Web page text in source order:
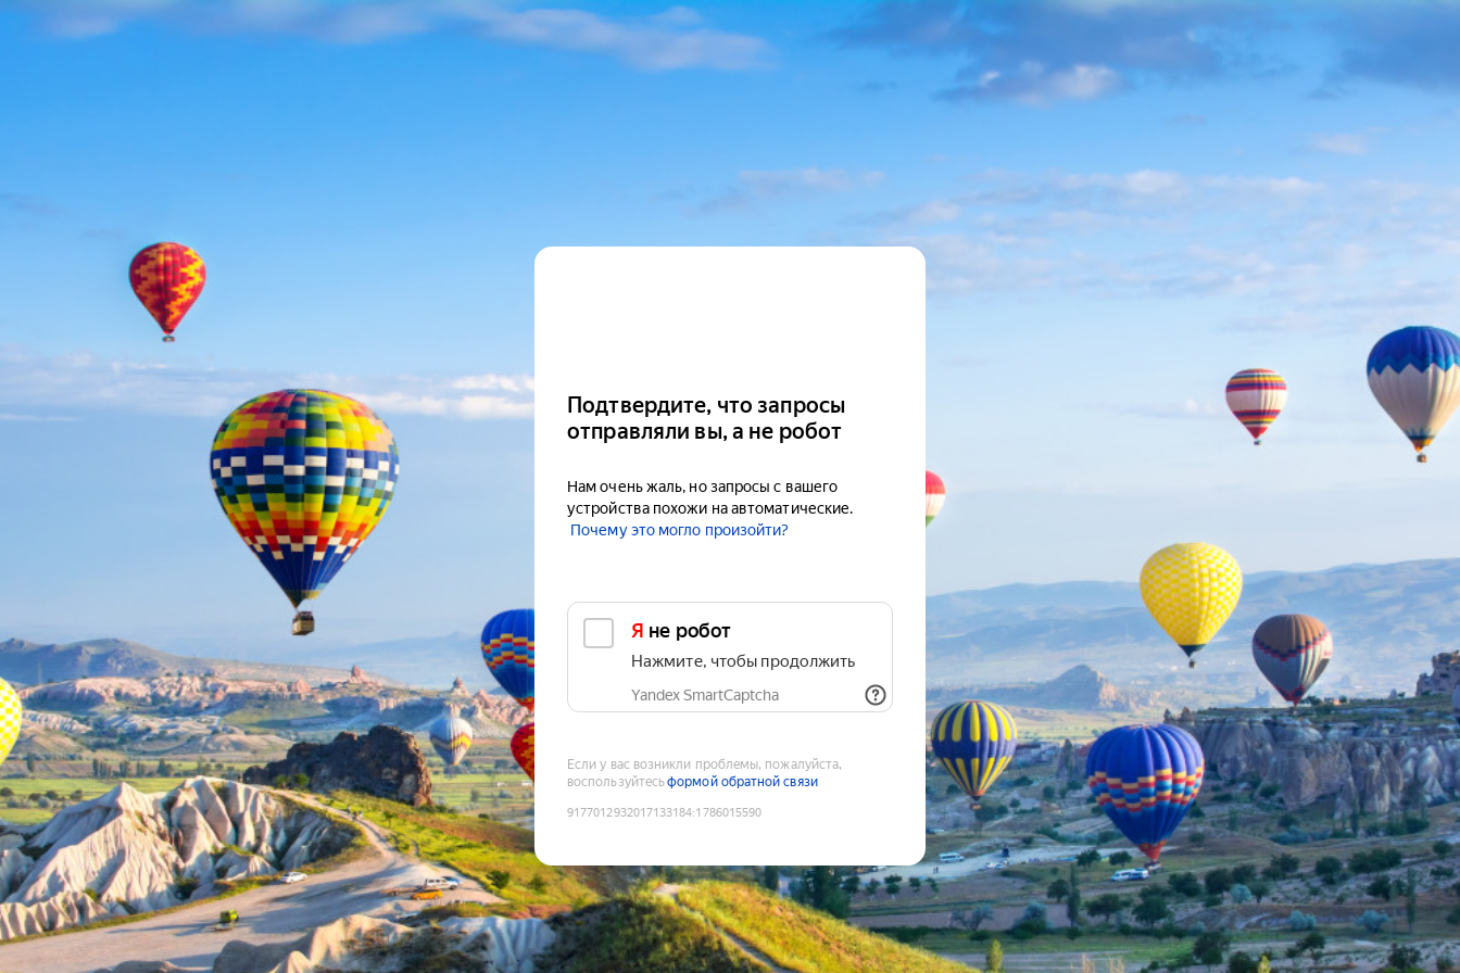
Подтвердите, что запросы
отправляли вы, а не робот
Нам очень жаль, но запросы с вашего
устройства похожи на автоматические.
Почему это могло произойти?
Я не робот
Нажмите, чтобы продолжить
Yandex SmartCaptcha
Если у вас возникли проблемы, пожалуйста,
воспользуйтесьформой обратной связи
9177012932017133184:1786015590